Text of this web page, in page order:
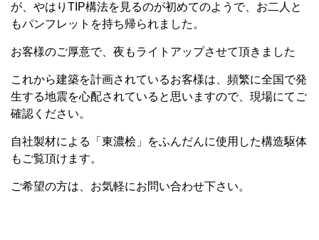
が、やはり TIP構法を見るのが初めてのようで、お二人と
もパンフレットを持ち帰られました。
お客様のご厚意で、夜もライトアップさせて頂きました
これから建築を計画されているお客様は、頻繁に全国で発
生する地震を心配されていると思いますので、現場にてご
確認ください。
自社製材による「東濃桧」をふんだんに使用した構造駆体
もご覧頂けます。
ご希望の方は、お気軽にお問い合わせ下さい。